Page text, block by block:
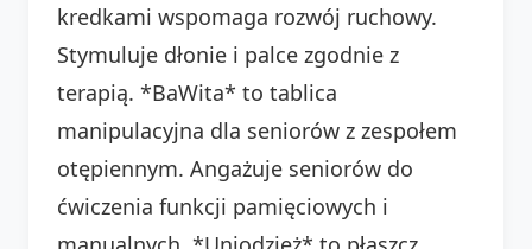
kredkami wspomaga rozwój ruchowy.
Stymuluje dłonie i palce zgodnie z
terapią. *BaWita* to tablica
manipulacyjna dla seniorów z zespołem
otępiennym. Angażuje seniorów do
ćwiczenia funkcji pamięciowych i